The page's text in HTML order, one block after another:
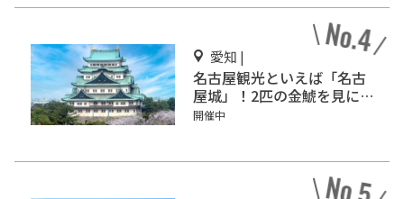
愛知 |
名古屋観光といえば「名古
屋城」！2匹の金鯱を見に
行こう
開催中